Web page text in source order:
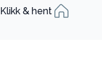
Klikk & hent